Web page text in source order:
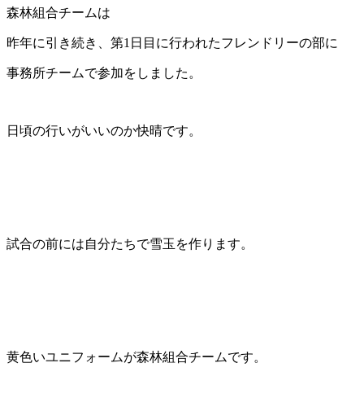
森林組合チームは
昨年に引き続き、第1日目に行われたフレンドリーの部に
事務所チームで参加をしました。
日頃の行いがいいのか快晴です。
試合の前には自分たちで雪玉を作ります。
黄色いユニフォームが森林組合チームです。